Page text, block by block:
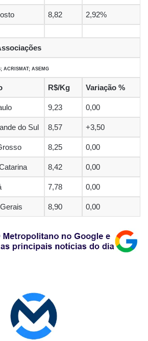
8,82 2,92%
ACRISMAT; ASEMG
R$/Kg Variação %
9,23 0,00
do Sul 8,57 +3,50
8,25 0,00
8,42 0,00
7,78 0,00
8,90 0,00